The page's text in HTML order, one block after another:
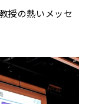
授の熱いメッセ